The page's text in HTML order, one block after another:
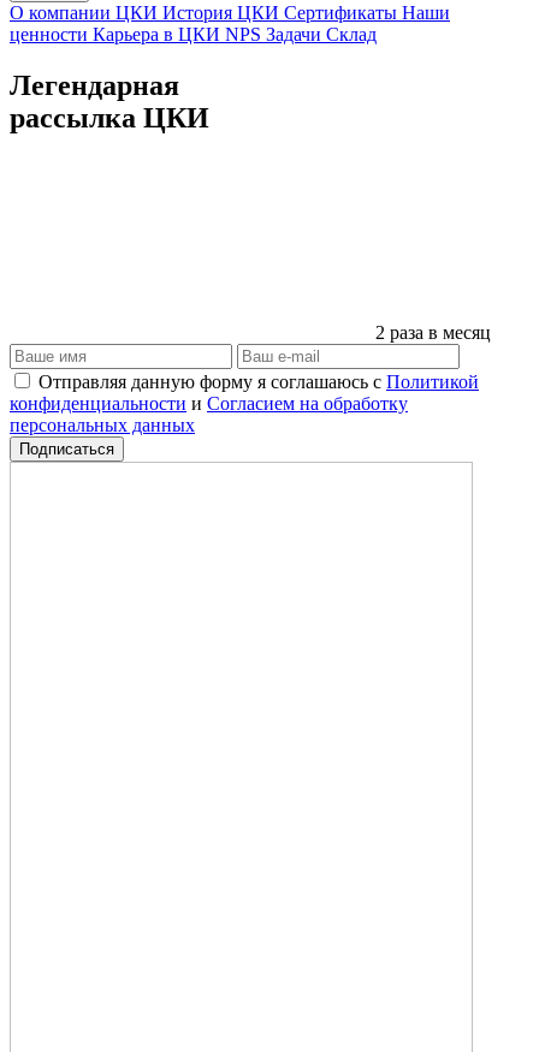
О компании ЦКИ История ЦКИ Сертификаты Наши
ценности Карьера в ЦКИ NPS Задачи Склад
Легендарная
рассылка ЦКИ
2 раза в месяц
Отправляя данную форму я соглашаюсь с Политикой
конфиденциальности и Согласием на обработку
персональных данных
Подписаться